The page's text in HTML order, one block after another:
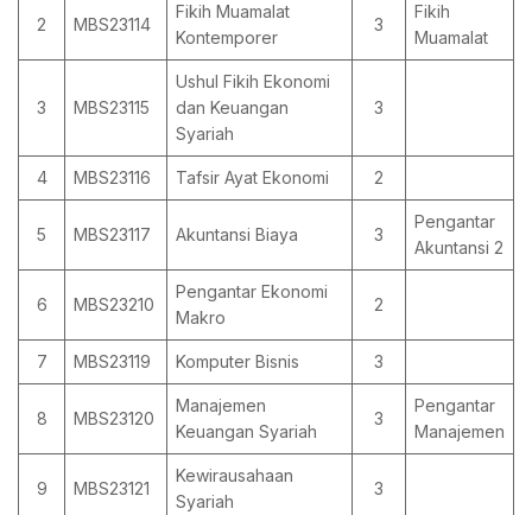
2 MBS23114
Fikih Muamalat
Kontemporer
3
Fikih
Muamalat
3 MBS23115
Ushul Fikih Ekonomi
dan Keuangan
Syariah
3
4 MBS23116 Tafsir Ayat Ekonomi 2
5 MBS23117 Akuntansi Biaya 3
Pengantar
Akuntansi 2
6 MBS23210
Pengantar Ekonomi
Makro
2
7 MBS23119 Komputer Bisnis 3
8 MBS23120
Manajemen
Keuangan Syariah
3
Pengantar
Manajemen
9 MBS23121
Kewirausahaan
Syariah
3